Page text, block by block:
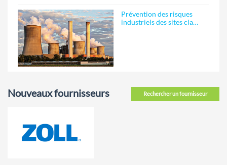
Prévention des risques
industriels des sites cla…
Rechercher un fournisseur
Nouveaux fournisseurs